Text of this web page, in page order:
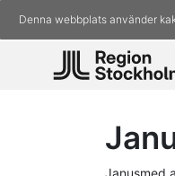
Denna webbplats använder
Janusmed